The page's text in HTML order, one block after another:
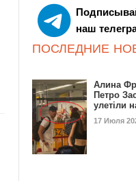
наш
ПОСЛЕДНИЕ
Алина
Петро
улетіли
17 Июля